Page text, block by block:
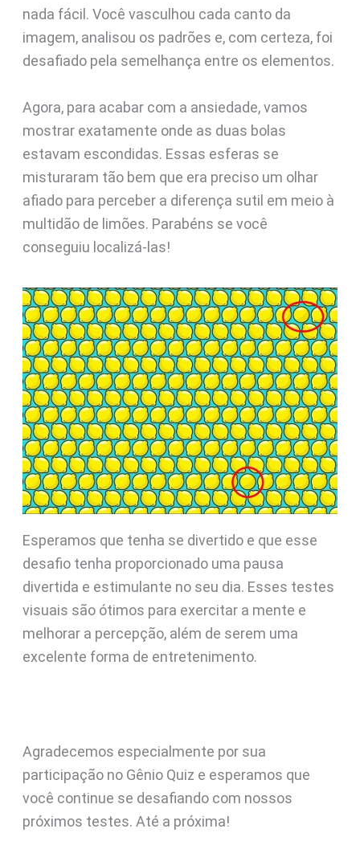
nada fácil. Você vasculhou cada canto da
imagem, analisou os padrões e, com certeza, foi
desafiado pela semelhança entre os elementos.
Agora, para acabar com a ansiedade, vamos
mostrar exatamente onde as duas bolas
estavam escondidas. Essas esferas se
misturaram tão bem que era preciso um olhar
afiado para perceber a diferença sutil em meio à
multidão de limões. Parabéns se você
conseguiu localizá-las!
Esperamos que tenha se divertido e que esse
desafio tenha proporcionado uma pausa
divertida e estimulante no seu dia. Esses testes
visuais são ótimos para exercitar a mente e
melhorar a percepção, além de serem uma
excelente forma de entretenimento.
Agradecemos especialmente por sua
participação no Gênio Quiz e esperamos que
você continue se desafiando com nossos
próximos testes. Até a próxima!